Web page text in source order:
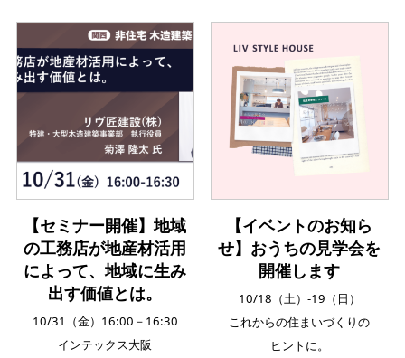
【セミナー開催】地域
の工務店が地産材活用
によって、地域に生み
出す価値とは。
10/31（金）16:00－16:30
インテックス大阪
【イベントのお知ら
せ】おうちの見学会を
開催します
10/18（土）-19（日）
これからの住まいづくりの
ヒントに。